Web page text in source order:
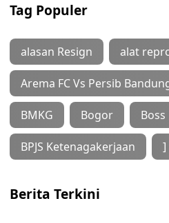
Tag Populer
alasan Resign alat
Arema FC Vs Persib
BMKG Bogor Boss
BPJS Ketenagakerjaan ]
Berita Terkini